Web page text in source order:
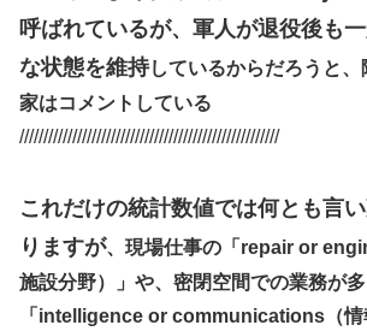
呼ばれているが、軍人が退役後も
な状態を維持しているからだろうと、
家はコメントしている
//////////////////////////////////////////////////////
これだけの統計数値では何とも言
りますが、現場仕事の「repair or
施設分野）」や、密閉空間での業務が
「intelligence or communications（情